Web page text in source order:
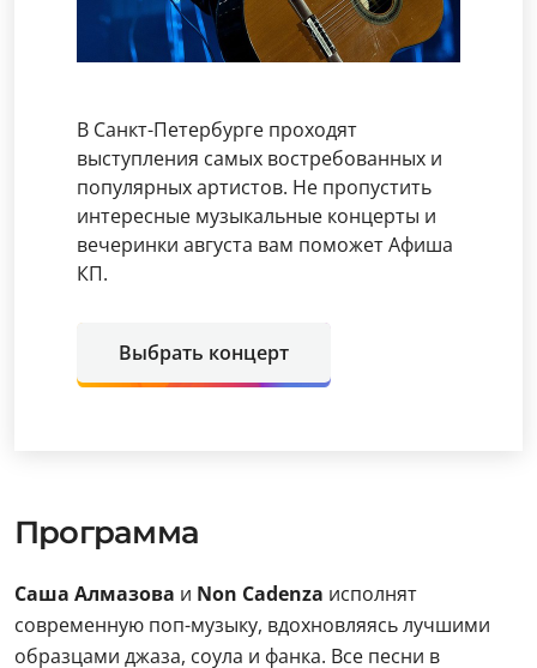
В Санкт-Петербурге проходят
выступления самых востребованных и
популярных артистов. Не пропустить
интересные музыкальные концерты и
вечеринки августа вам поможет Афиша
КП.
Выбрать концерт
Программа
Саша Алмазова и Non Cadenza исполнят
современную поп-музыку, вдохновляясь лучшими
образцами джаза, соула и фанка. Все песни в